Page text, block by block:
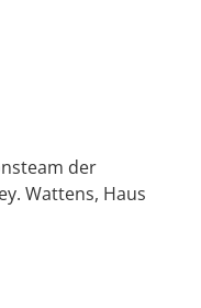
der
Wattens, Haus